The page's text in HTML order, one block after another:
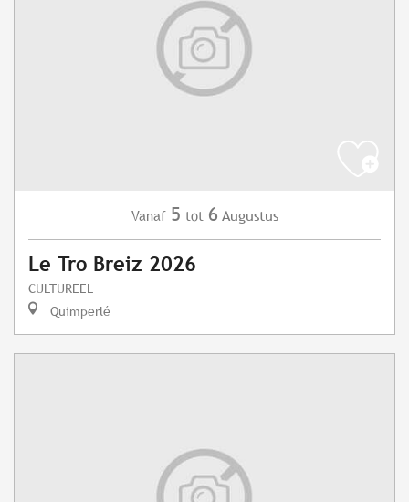
Vanaf 5 tot 6 Augustus
Le Tro Breiz 2026
CULTUREEL
Quimperlé